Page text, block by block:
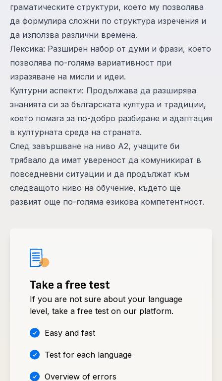
граматическите структури, което му позволява
да формулира сложни по структура изречения и
да използва различни времена.
Лексика: Разширен набор от думи и фрази, което
позволява по-голяма вариативност при
изразяване на мисли и идеи.
Културни аспекти: Продължава да разширява
знанията си за българската култура и традиции,
което помага за по-добро разбиране и адаптация
в културната среда на страната.
След завършване на ниво А2, учащите би
трябвало да имат увереност да комуникират в
повседневни ситуации и да продължат към
следващото ниво на обучение, където ще
развият още по-голяма езикова компетентност.
Take a free test
If you are not sure about your language
level, take a free test on our platform.
Easy and fast
Test for each language
Overview of errors